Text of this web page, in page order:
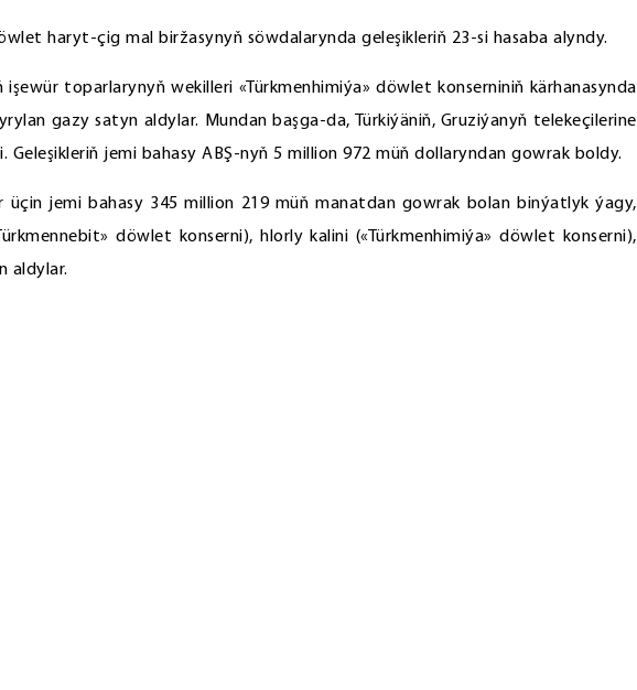
haryt-çig mal biržasynyň söwdalarynda geleşikleriň 23-si hasaba alyndy.
toparlarynyň wekilleri «Türkmenhimiýa» döwlet konserniniň kärhanasynda
gazy satyn aldylar. Mundan başga-da, Türkiýäniň, Gruziýanyň telekeçilerine
Geleşikleriň jemi bahasy ABŞ-nyň 5 million 972 müň dollaryndan gowrak boldy.
üçin jemi bahasy 345 million 219 müň manatdan gowrak bolan binýatlyk ýagy,
döwlet konserni), hlorly kalini («Türkmenhimiýa» döwlet konserni),
aldylar.